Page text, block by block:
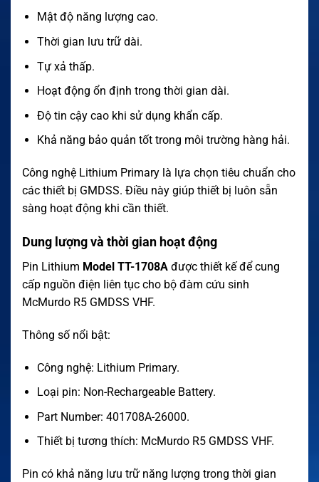
Mật độ năng lượng cao.
Thời gian lưu trữ dài.
Tự xả thấp.
Hoạt động ổn định trong thời gian dài.
Độ tin cậy cao khi sử dụng khẩn cấp.
Khả năng bảo quản tốt trong môi trường hàng hải.
Công nghệ Lithium Primary là lựa chọn tiêu chuẩn cho
các thiết bị GMDSS. Điều này giúp thiết bị luôn sẵn
sàng hoạt động khi cần thiết.
Dung lượng và thời gian hoạt động
Pin Lithium Model TT-1708A được thiết kế để cung
cấp nguồn điện liên tục cho bộ đàm cứu sinh
McMurdo R5 GMDSS VHF.
Thông số nổi bật:
Công nghệ: Lithium Primary.
Loại pin: Non-Rechargeable Battery.
Part Number: 401708A-26000.
Thiết bị tương thích: McMurdo R5 GMDSS VHF.
Pin có khả năng lưu trữ năng lượng trong thời gian